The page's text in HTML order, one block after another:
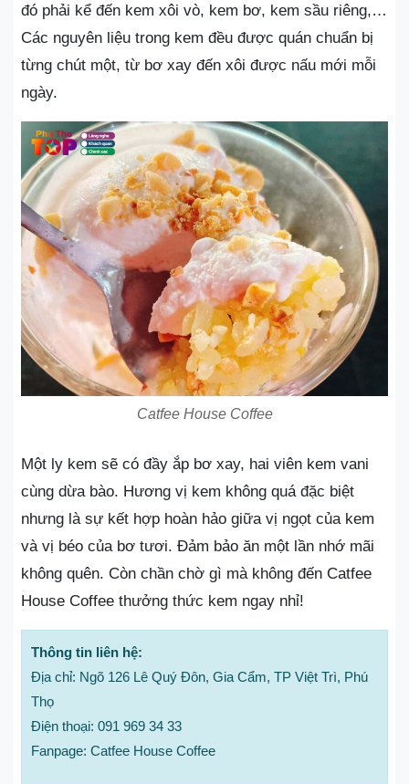
đó phải kể đến kem xôi vò, kem bơ, kem sầu riêng,…
Các nguyên liệu trong kem đều được quán chuẩn bị
từng chút một, từ bơ xay đến xôi được nấu mới mỗi
ngày.
Catfee House Coffee
Một ly kem sẽ có đầy ắp bơ xay, hai viên kem vani
cùng dừa bào. Hương vị kem không quá đặc biệt
nhưng là sự kết hợp hoàn hảo giữa vị ngọt của kem
và vị béo của bơ tươi. Đảm bảo ăn một lần nhớ mãi
không quên. Còn chần chờ gì mà không đến Catfee
House Coffee thưởng thức kem ngay nhỉ!
Thông tin liên hệ:
Địa chỉ: Ngõ 126 Lê Quý Đôn, Gia Cẩm, TP Việt Trì, Phú
Thọ
Điện thoại: 091 969 34 33
Fanpage: Catfee House Coffee